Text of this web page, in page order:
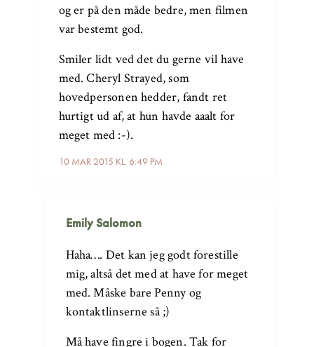
10 MAR 2015 KL. 6:49 PM
og er på den måde bedre, men filmen
var bestemt god.
Smiler lidt ved det du gerne vil have
med. Cheryl Strayed, som
hovedpersonen hedder, fandt ret
hurtigt ud af, at hun havde aaalt for
meget med :-).
Emily Salomon
Haha…. Det kan jeg godt forestille
mig, altså det med at have for meget
med. Måske bare Penny og
kontaktlinserne så ;)
Må have fingre i bogen. Tak for